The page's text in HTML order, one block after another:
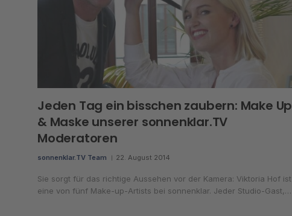
Jeden Tag ein bisschen zaubern: Make Up
& Maske unserer sonnenklar.TV
Moderatoren
sonnenklar.TV Team 22. August 2014
Sie sorgt für das richtige Aussehen vor der Kamera: Viktoria Hof ist
eine von fünf Make-up-Artists bei sonnenklar. Jeder Studio-Gast,…